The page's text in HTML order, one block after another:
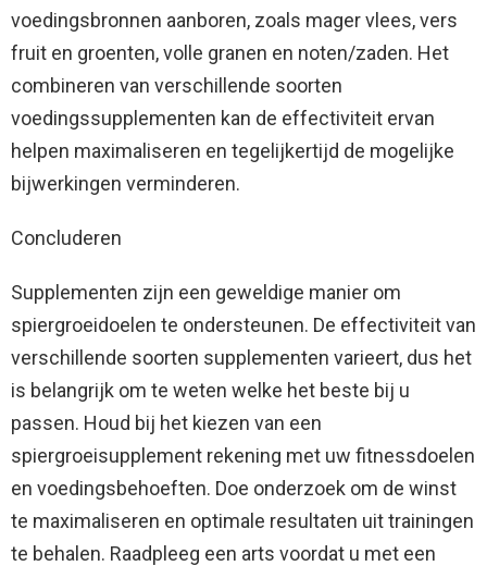
voedingsbronnen aanboren, zoals mager vlees, vers
fruit en groenten, volle granen en noten/zaden. Het
combineren van verschillende soorten
voedingssupplementen kan de effectiviteit ervan
helpen maximaliseren en tegelijkertijd de mogelijke
bijwerkingen verminderen.
Concluderen
Supplementen zijn een geweldige manier om
spiergroeidoelen te ondersteunen. De effectiviteit van
verschillende soorten supplementen varieert, dus het
is belangrijk om te weten welke het beste bij u
passen. Houd bij het kiezen van een
spiergroeisupplement rekening met uw fitnessdoelen
en voedingsbehoeften. Doe onderzoek om de winst
te maximaliseren en optimale resultaten uit trainingen
te behalen. Raadpleeg een arts voordat u met een